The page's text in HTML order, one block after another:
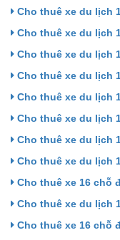
Cho thuê xe du lịch
Cho thuê xe du lịch
Cho thuê xe du lịch
Cho thuê xe du lịch
Cho thuê xe du lịch
Cho thuê xe du lịch
Cho thuê xe du lịch
Cho thuê xe du lịch
Cho thuê xe 16 chỗ
Cho thuê xe du lịch
Cho thuê xe 16 chỗ